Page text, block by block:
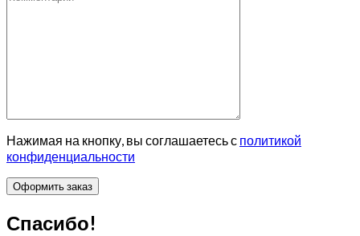
Нажимая на кнопку, вы соглашаетесь с политикой
конфиденциальности
Спасибо!